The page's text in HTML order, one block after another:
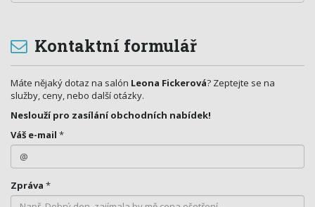
Kontaktní formulář
Máte nějaký dotaz na salón Leona Fickerová? Zeptejte se na
služby, ceny, nebo další otázky.
Neslouží pro zasílání obchodních nabídek!
Váš e-mail *
Zpráva *